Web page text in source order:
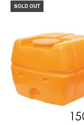
SOLD OUT